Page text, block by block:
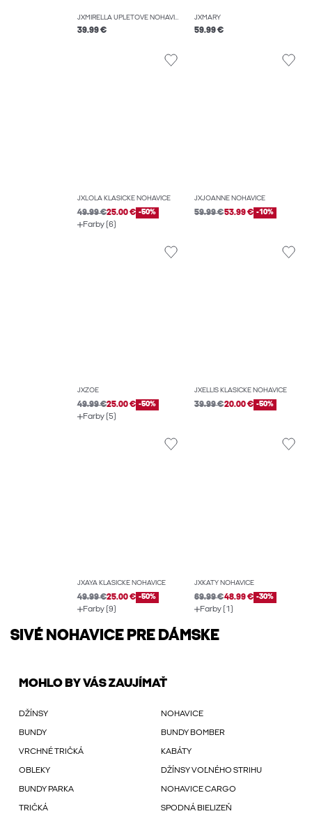
JXMIRELLA ÚPLETOVÉ NOHAVICE
39.99 €
JXMARY
59.99 €
JXLOLA KLASICKÉ NOHAVICE
49.99 €25.00 € -50%
Farby (6)
JXJOANNE NOHAVICE
59.99 €53.99 € -10%
JXZOE
49.99 €25.00 € -50%
Farby (5)
JXELLIS KLASICKÉ NOHAVICE
39.99 €20.00 € -50%
JXAYA KLASICKÉ NOHAVICE
49.99 €25.00 € -50%
Farby (9)
JXKATY NOHAVICE
69.99 €48.99 € -30%
Farby (1)
SIVÉ NOHAVICE PRE DÁMSKE
MOHLO BY VÁS ZAUJÍMAŤ
DŽÍNSY NOHAVICE
BUNDY BUNDY BOMBER
VRCHNÉ TRIČKÁ KABÁTY
OBLEKY DŽÍNSY VOĽNÉHO STRIHU
BUNDY PARKA NOHAVICE CARGO
TRIČKÁ SPODNÁ BIELIZEŇ